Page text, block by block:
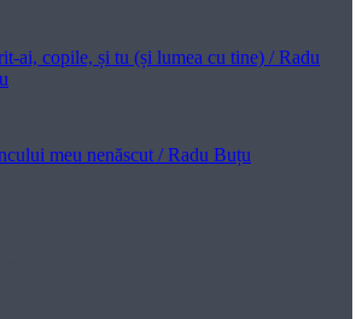
ai, copile, și tu (și lumea cu tine) / Radu
meu nenăscut / Radu Buțu